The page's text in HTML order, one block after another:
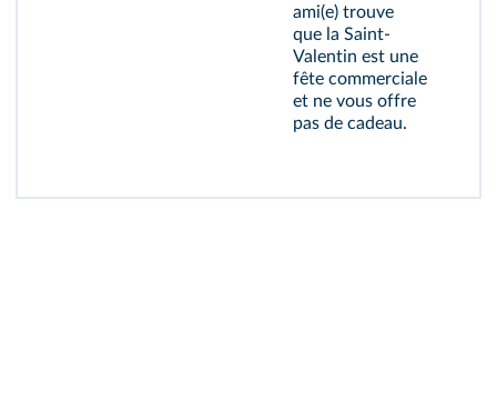
ami(e) trouve
que la Saint-
Valentin est une
fête commerciale
et ne vous offre
pas de cadeau.